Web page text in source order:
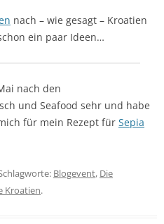
nach – wie gesagt – Kroatien
ein paar Ideen…
nach den
und Seafood sehr und habe
für mein Rezept für Sepia
Blogevent, Die
Kroatien.